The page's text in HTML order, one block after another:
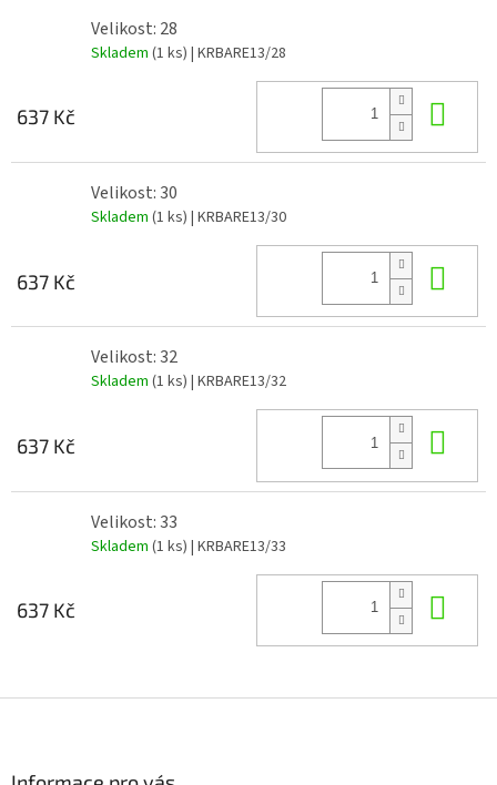
Velikost: 28
Skladem (1 ks) | KRBARE13/28
637 Kč
Velikost: 30
Skladem (1 ks) | KRBARE13/30
637 Kč
Velikost: 32
Skladem (1 ks) | KRBARE13/32
637 Kč
Velikost: 33
Skladem (1 ks) | KRBARE13/33
637 Kč